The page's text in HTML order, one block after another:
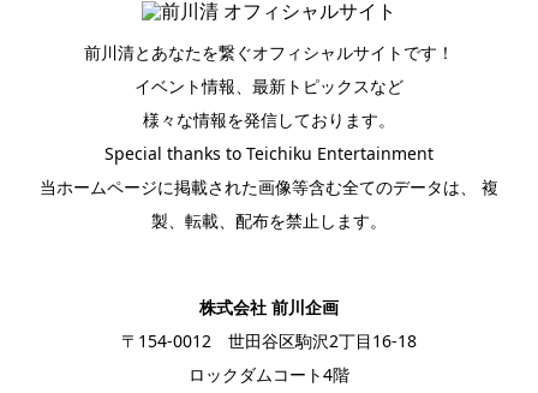
前川清とあなたを繋ぐオフィシャルサイトです！
イベント情報、最新トピックスなど
様々な情報を発信しております。
Special thanks to Teichiku Entertainment
当ホームページに掲載された画像等含む全てのデータは、 複
製、転載、配布を禁止します。
株式会社 前川企画
〒154-0012 世田谷区駒沢2丁目16-18
ロックダムコート4階